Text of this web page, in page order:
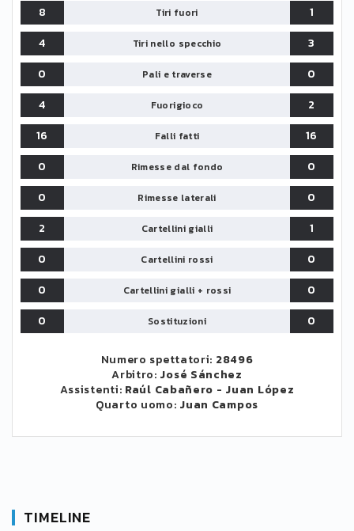
8 Tiri fuori
1
4
Tiri nello specchio
3
0
Pali e traverse
0
4
Fuorigioco
2
16
Falli fatti
16
0
Rimesse dal fondo
0
0
Rimesse laterali
0
2
Cartellini gialli
1
0
Cartellini rossi
0
0
Cartellini gialli + rossi
0
0
Sostituzioni 0
Numero spettatori: 28496
Arbitro: José Sánchez
Assistenti: Raúl Cabañero - Juan López
Quarto uomo: Juan Campos
TIMELINE